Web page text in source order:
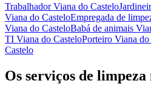
Trabalhador Viana do Castelo
Viana do CasteloEmpregada de
Viana do CasteloBabá de animais
TI Viana do CasteloPorteiro Viana do
Castelo
Os serviços de